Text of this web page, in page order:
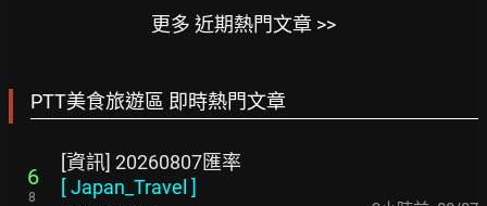
更多 近期熱門文章 >>
PTT美食旅遊區 即時熱門文章
6
8
[資訊] 20260807匯率
[Japan_Travel ]